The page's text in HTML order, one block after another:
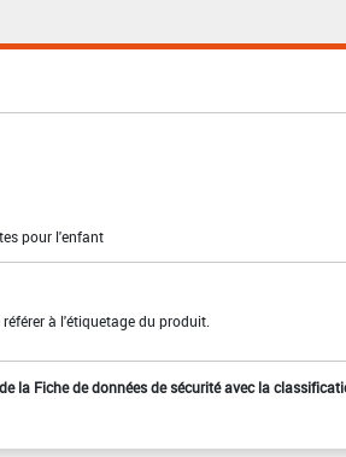
pour l'enfant
à l'étiquetage du produit.
la Fiche de données de sécurité avec la